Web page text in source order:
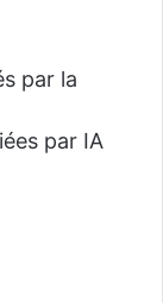
par la
par IA